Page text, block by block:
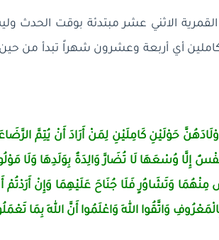
الاثني عشر مبتدئة بوقت الحدث
أي أربعة وعشرون شهراً تبدأ من حين
حَوْلَيْنِ كَامِلَيْنِ لِمَنْ أَرَادَ أَنْ يُتِمَّ
إِلَّا وُسْعَهَا لَا تُضَارَّ وَالِدَةٌ بِوَلَدِهَا وَلَا
مِنْهُمَا وَتَشَاوُرٍ فَلَا جُنَاحَ عَلَيْهِمَا وَإِنْ
وَاتَّقُوا اللهَ وَاعْلَمُوا أَنَّ اللهَ بِمَا